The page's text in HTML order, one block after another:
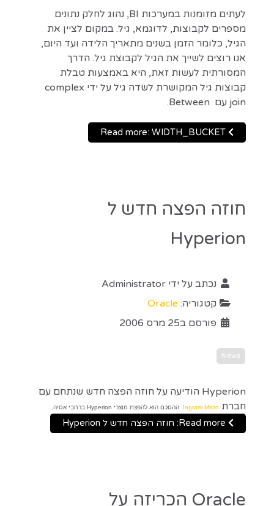
לעתים מזומנות במערכות BI, נהוג לחלק נתונים
מספרים לקבוצות, לדוגמא, גיל. במקום לציין את
הגיל, כלומר הזמן בשנים מתאריך הלידה ועד היום,
אנו רוצים לשייך את הגיל לקבוצת גיל. הדרך
המסורתית לעשות זאת, היא באמצעות טבלת
קבוצות גיל המקושרת לשדה גיל על ידי complex
join עם Between.
Read more: WIDTH_BUCKET
חוזה הפצה חדש ל
Hyperion
נכתב על ידי Administrator
קטגוריה: Oracle
פורסם ב25 מרס 2006
News
Hyperion הודיעה על חוזה הפצה חדש שנתחם עם
חברת Ingram Micro . ההסכם הוא להפצת מוצרי Hyperion ברחבי אסיה.
Oracle הכריזה על